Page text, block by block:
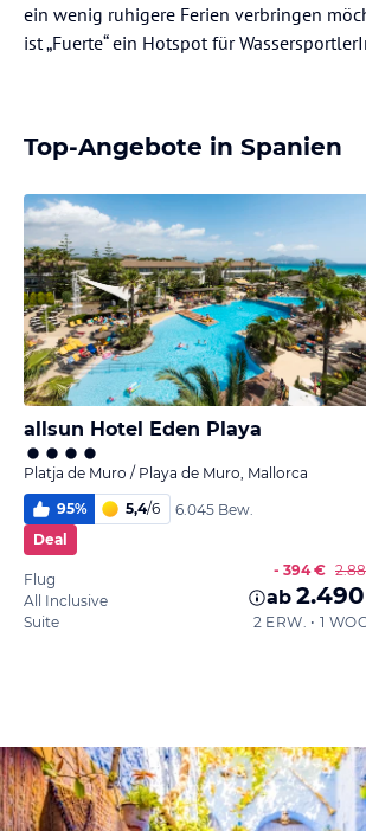
ein wenig ruhigere Ferien verbringen
ist „Fuerte“ ein Hotspot für
Top-Angebote in Spanien
allsun Hotel Eden Playa
Platja de Muro / Playa de Muro, Mallorca
95% 5,4/6
6.045 Bew.
Deal
Flug
All Inclusive
Suite
- 394 €
ab
2 ERW. • 1